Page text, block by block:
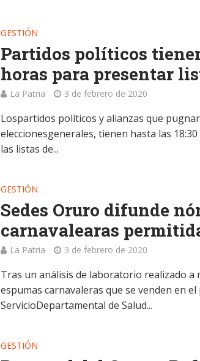
GESTIÓN
Partidos políticos
horas para presentar
La Patria 3 de febrero de 2020
Lospartidos políticos y alianzas que
eleccionesgenerales, tienen hasta las
las listas de...
GESTIÓN
Sedes Oruro difunde
carnavalearas
La Patria 3 de febrero de 2020
Tras un análisis de laboratorio realizado
espumas carnavaleras que se venden en el
ServicioDepartamental de Salud...
GESTIÓN